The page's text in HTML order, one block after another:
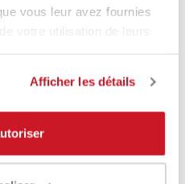
vous leur avez fournies
votre utilisation de leurs
Afficher les détails